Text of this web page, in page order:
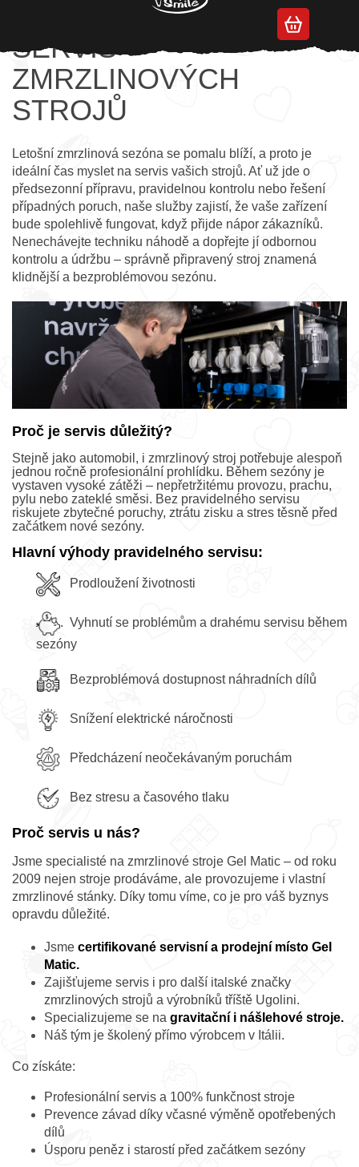
SERVIS
ZMRZLINOVÝCH
STROJŮ
Letošní zmrzlinová sezóna se pomalu blíží, a proto je
ideální čas myslet na servis vašich strojů. Ať už jde o
předsezonní přípravu, pravidelnou kontrolu nebo řešení
případných poruch, naše služby zajistí, že vaše zařízení
bude spolehlivě fungovat, když přijde nápor zákazníků.
Nenechávejte techniku náhodě a dopřejte jí odbornou
kontrolu a údržbu – správně připravený stroj znamená
klidnější a bezproblémovou sezónu.
Proč je servis důležitý?
Stejně jako automobil, i zmrzlinový stroj potřebuje alespoň
jednou ročně profesionální prohlídku. Během sezóny je
vystaven vysoké zátěži – nepřetržitému provozu, prachu,
pylu nebo zateklé směsi. Bez pravidelného servisu
riskujete zbytečné poruchy, ztrátu zisku a stres těsně před
začátkem nové sezóny.
Hlavní výhody pravidelného servisu:
Prodloužení životnosti
. Vyhnutí se problémům a drahému servisu během
sezóny
Bezproblémová dostupnost náhradních dílů
Snížení elektrické náročnosti
Předcházení neočekávaným poruchám
Bez stresu a časového tlaku
Proč servis u nás?
Jsme specialisté na zmrzlinové stroje Gel Matic – od roku
2009 nejen stroje prodáváme, ale provozujeme i vlastní
zmrzlinové stánky. Díky tomu víme, co je pro váš byznys
opravdu důležité.
Jsme certifikované servisní a prodejní místo Gel
Matic.
Zajišťujeme servis i pro další italské značky
zmrzlinových strojů a výrobníků tříště Ugolini.
Specializujeme se na gravitační i nášlehové stroje.
Náš tým je školený přímo výrobcem v Itálii.
Co získáte:
Profesionální servis a 100% funkčnost stroje
Prevence závad díky včasné výměně opotřebených
dílů
Úsporu peněz i starostí před začátkem sezóny